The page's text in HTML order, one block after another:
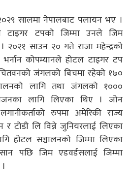
सालमा नेपालबाट पलायन भए ।
टाइगर टपको जिम्मा उनले जिम
२०२१ साउन २० गते राजा महेन्द्रको
भर्नान कोपम्यानले होटल टाइगर टप
जंगलको बिचमा रहेको १७०
लागि तथा जंगलको १०००
लागि लिएका थिए । जोन
रुपमा अमेरिकी राज्य
र टोडी लि विन्ने जुनियरलाई लिएका
होटल सञ्चालनको जिम्मा लिएका
पछि जिम एडवर्डसलाई जिम्मा